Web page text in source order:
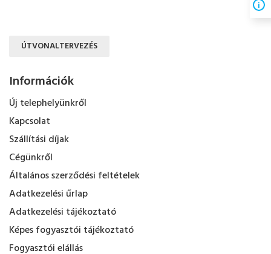
ÚTVONALTERVEZÉS
Információk
Új telephelyünkről
Kapcsolat
Szállítási díjak
Cégünkről
Általános szerződési feltételek
Adatkezelési űrlap
Adatkezelési tájékoztató
Képes fogyasztói tájékoztató
Fogyasztói elállás